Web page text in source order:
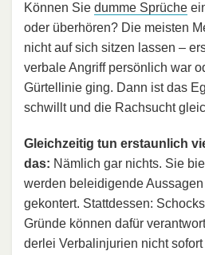
Können Sie dumme Sprüche
oder überhören? Die meisten
nicht auf sich sitzen lassen –
verbale Angriff persönlich war
Gürtellinie ging. Dann ist das
schwillt und die Rachsucht
Gleichzeitig tun erstaunlich
das: Nämlich gar nichts. Sie
werden beleidigende
gekontert. Stattdessen:
Gründe können dafür
derlei Verbalinjurien nicht